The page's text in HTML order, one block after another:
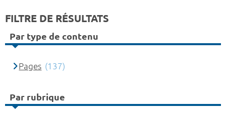
FILTRE DE RÉSULTATS
Par type de contenu
Pages (137)
Par rubrique